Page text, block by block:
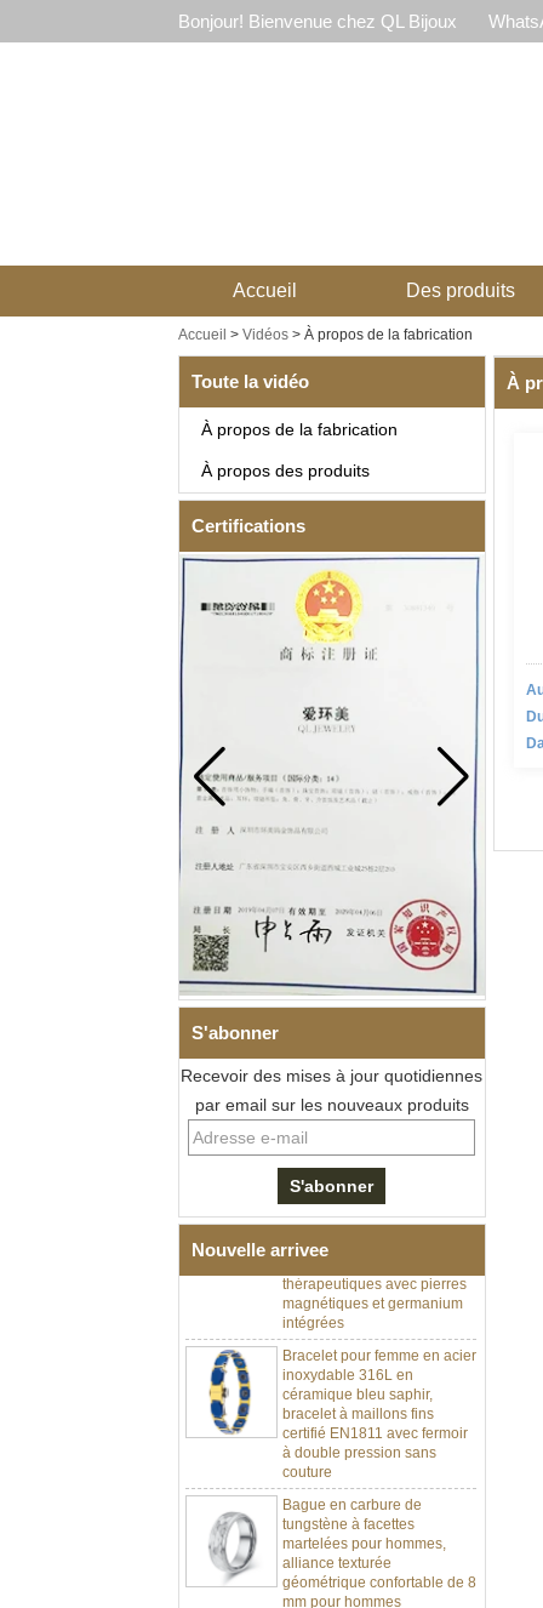
Bonjour! Bienvenue chez QL Bijoux
Accueil Des produits
Accueil > Vidéos> À propos de la fabrication
Toute la vidéo
À propos de la fabrication
À propos des produits
Certifications
S'abonner
Recevoir des mises à jour quotidiennes
par email sur les nouveaux produits
Nouvelle arrivee
Bracelet à maillons I en acier
inoxydable 304 en
céramique de zircone noire
pour hommes, fermoir
déployant à double poussée
316L, bracelet à maillons
magnétiques et germanium
intégrées
Bracelet pour femme en acier
inoxydable 316L en
céramique bleu saphir,
bracelet à maillons fins
certifié EN1811 avec fermoir
à double pression sans
couture
Bague en carbure de
tungstène à facettes
martelées pour hommes,
alliance texturée
géométrique confortable de 8
mm pour hommes
À